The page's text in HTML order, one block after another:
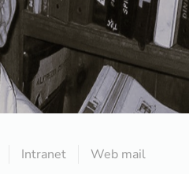
Intranet Web mail